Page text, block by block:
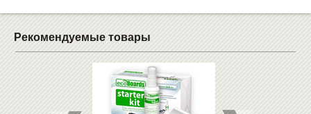
Рекомендуемые товары